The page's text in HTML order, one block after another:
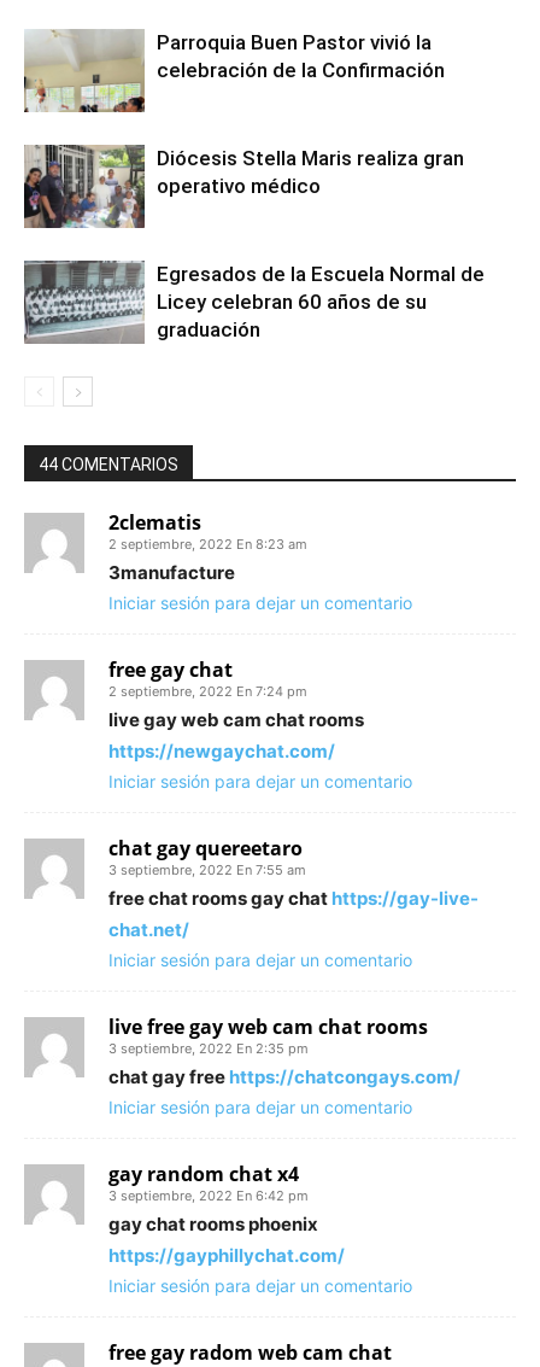
Parroquia Buen Pastor vivió la
celebración de la Confirmación
Diócesis Stella Maris realiza gran
operativo médico
Egresados de la Escuela Normal de
Licey celebran 60 años de su
graduación
44 COMENTARIOS
2clematis
2 septiembre, 2022 En 8:23 am
3manufacture
Iniciar sesión para dejar un comentario
free gay chat
2 septiembre, 2022 En 7:24 pm
live gay web cam chat rooms
https://newgaychat.com/
Iniciar sesión para dejar un comentario
chat gay quereetaro
3 septiembre, 2022 En 7:55 am
free chat rooms gay chat https://gay-live-
chat.net/
Iniciar sesión para dejar un comentario
live free gay web cam chat rooms
3 septiembre, 2022 En 2:35 pm
chat gay free https://chatcongays.com/
Iniciar sesión para dejar un comentario
gay random chat x4
3 septiembre, 2022 En 6:42 pm
gay chat rooms phoenix
https://gayphillychat.com/
Iniciar sesión para dejar un comentario
free gay radom web cam chat